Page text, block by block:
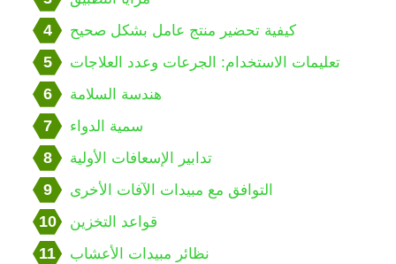
4 كيفية تحضير منتج عامل بشكل صحيح
5 تعليمات الاستخدام: الجرعات وعدد العلاجات
6 هندسة السلامة
7 سمية الدواء
8 تدابير الإسعافات الأولية
9 التوافق مع مبيدات الآفات الأخرى
10 قواعد التخزين
11 نظائر مبيدات الأعشاب